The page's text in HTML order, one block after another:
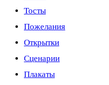
Тосты
Пожелания
Открытки
Сценарии
Плакаты